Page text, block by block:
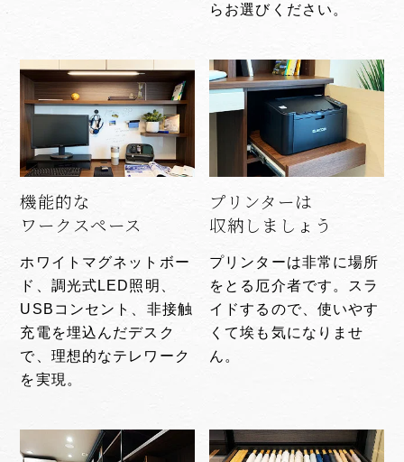
らお選びください。
機能的な
ワークスペース
ホワイトマグネットボー
ド、調光式LED照明、
USBコンセント、非接触
充電を埋込んだデスク
で、理想的なテレワーク
を実現。
プリンターは
収納しましょう
プリンターは非常に場所
をとる厄介者です。スラ
イドするので、使いやす
くて埃も気になりませ
ん。